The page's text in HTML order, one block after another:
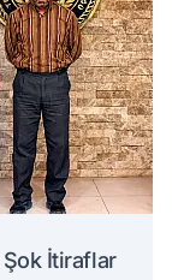
İtiraflar